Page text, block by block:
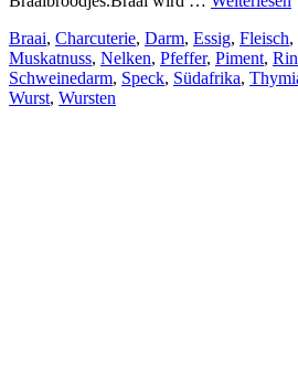
Braai, Charcuterie, Darm, Essig, Fleisch,
Muskatnuss, Nelken, Pfeffer, Piment,
Schweinedarm, Speck, Südafrika,
Wurst, Wursten